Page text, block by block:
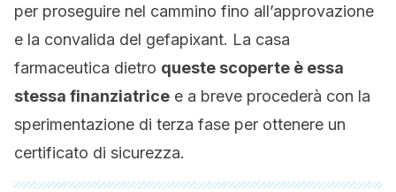
per proseguire nel cammino fino all’approvazione
e la convalida del gefapixant. La casa
farmaceutica dietro queste scoperte è essa
stessa finanziatrice e a breve procederà con la
sperimentazione di terza fase per ottenere un
certificato di sicurezza.